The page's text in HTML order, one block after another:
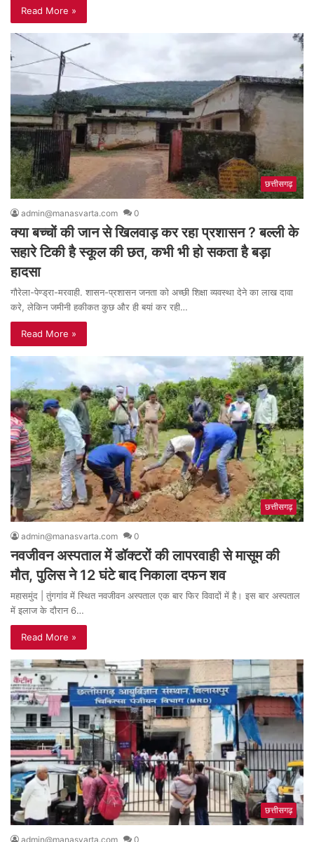
Read More »
छत्तीसगढ़
admin@manasvarta.com 0
क्या बच्चों की जान से खिलवाड़ कर रहा प्रशासन ? बल्ली के
सहारे टिकी है स्कूल की छत, कभी भी हो सकता है बड़ा
हादसा
गौरेला-पेण्ड्रा-मरवाही. शासन-प्रशासन जनता को अच्छी शिक्षा व्यवस्था देने का लाख दावा
करे, लेकिन जमीनी हकीकत कुछ और ही बयां कर रही…
Read More »
छत्तीसगढ़
admin@manasvarta.com 0
नवजीवन अस्पताल में डॉक्टरों की लापरवाही से मासूम की
मौत, पुलिस ने 12 घंटे बाद निकाला दफन शव
महासमुंद | तुंगगांव में स्थित नवजीवन अस्पताल एक बार फिर विवादों में है। इस बार अस्पताल
में इलाज के दौरान 6…
Read More »
छत्तीसगढ़
admin@manasvarta.com 0